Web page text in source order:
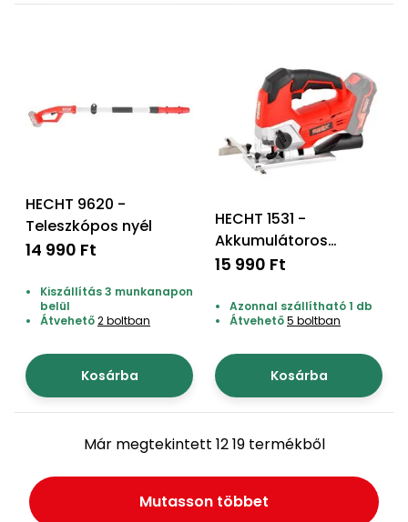
HECHT 9620 -
Teleszkópos nyél
14 990 Ft
Kiszállítás 3 munkanapon
belül
Átvehető2 boltban
Kosárba
HECHT 1531 -
Akkumulátoros
szúrófűrész, akku és
15 990 Ft
Azonnal szállítható 1 db
Átvehető5 boltban
Kosárba
Már megtekintett 12 19 termékből
Mutasson többet